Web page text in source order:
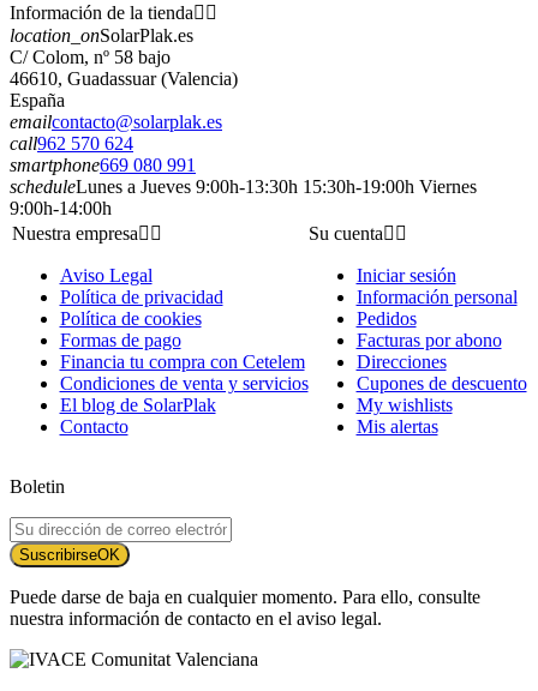
Información de la tienda 
location_onSolarPlak.es
C/ Colom, nº 58 bajo
46610, Guadassuar (Valencia)
España
emailcontacto@solarplak.es
call962 570 624
smartphone669 080 991
scheduleLunes a Jueves 9:00h-13:30h 15:30h-19:00h Viernes
9:00h-14:00h
Nuestra empresa 
Aviso Legal
Política de privacidad
Política de cookies
Formas de pago
Financia tu compra con Cetelem
Condiciones de venta y servicios
El blog de SolarPlak
Contacto
Su cuenta 
Iniciar sesión
Información personal
Pedidos
Facturas por abono
Direcciones
Cupones de descuento
My wishlists
Mis alertas
Boletin
SuscribirseOK
Puede darse de baja en cualquier momento. Para ello, consulte
nuestra información de contacto en el aviso legal.